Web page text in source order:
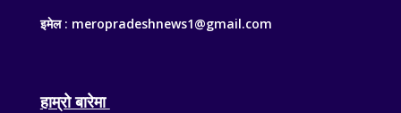
इमेल : meropradeshnews1@gmail.com
हाम्रो बारेमा